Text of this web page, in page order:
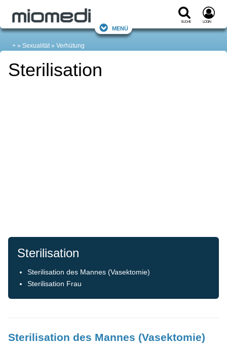
Suche Login
Menü
+ Sexualität Verhütung
Sterilisation
Sterilisation
Sterilisation des Mannes (Vasektomie)
Sterilisation Frau
Sterilisation des Mannes (Vasektomie)